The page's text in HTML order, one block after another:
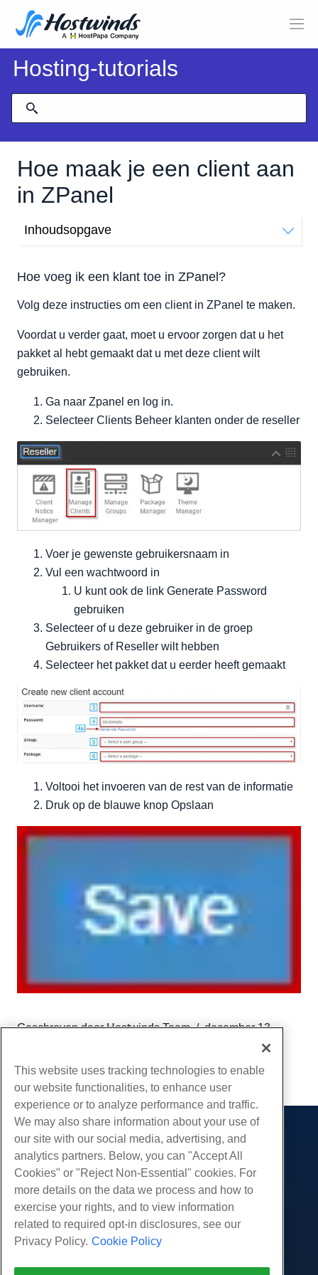
Hosting-tutorials
Hoe maak je een client aan
in ZPanel
Inhoudsopgave
Hoe voeg ik een klant toe in ZPanel?
Volg deze instructies om een client in ZPanel te maken.
Voordat u verder gaat, moet u ervoor zorgen dat u het
pakket al hebt gemaakt dat u met deze client wilt
gebruiken.
Ga naar Zpanel en log in.
Selecteer Clients Beheer klanten onder de reseller
Voer je gewenste gebruikersnaam in
Vul een wachtwoord in
U kunt ook de link Generate Password
gebruiken
Selecteer of u deze gebruiker in de groep
Gebruikers of Reseller wilt hebben
Selecteer het pakket dat u eerder heeft gemaakt
Voltooi het invoeren van de rest van de informatie
Druk op de blauwe knop Opslaan
Geschreven door Hostwinds Team/december 13,
Kopiëren URL
Producten
Web hosting
Zakelijke hosting
White Label-wederverkoper
Beheerde Linux VPS
Diensten
Website-migraties
Gemeenschap
Productdocumentatie
Tutorials
Bedrijf
Over ons
Neem contact op
This website uses tracking technologies to enable
our website functionalities, to enhance user
experience or to analyze performance and traffic.
We may also share information about your use of
our site with our social media, advertising, and
analytics partners. Below, you can "Accept All
Cookies" or "Reject Non-Essential" cookies. For
more details on the data we process and how to
exercise your rights, and to view information
related to required opt-in disclosures, see our
Privacy Policy. Cookie Policy